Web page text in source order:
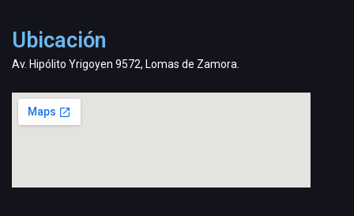
Ubicación
Av. Hipólito Yrigoyen 9572, Lomas de Zamora.